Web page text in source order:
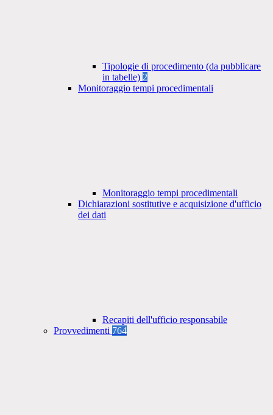
Tipologie di procedimento (da pubblicare
in tabelle) 2
Monitoraggio tempi procedimentali
Monitoraggio tempi procedimentali
Dichiarazioni sostitutive e acquisizione d'ufficio
dei dati
Recapiti dell'ufficio responsabile
Provvedimenti 764